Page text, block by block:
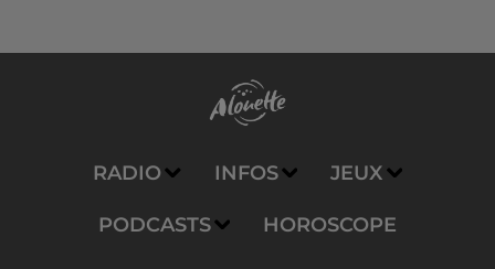
RADIO INFOS JEUX
PODCASTS HOROSCOPE